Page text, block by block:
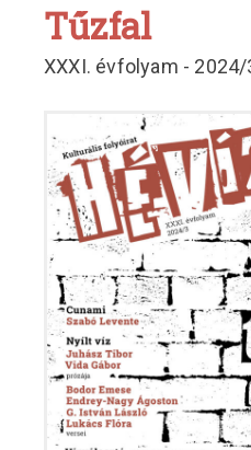
Tűzfal
XXXI. évfolyam - 2024/